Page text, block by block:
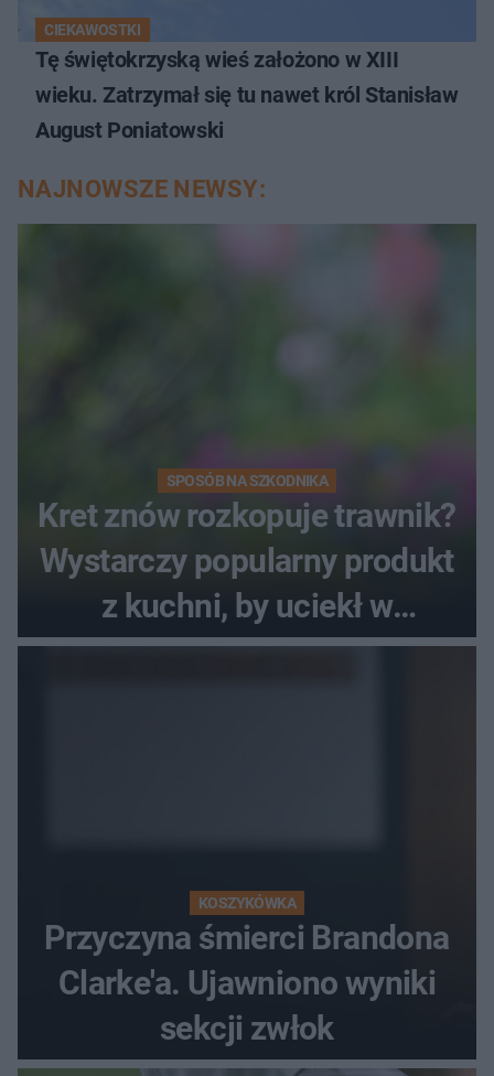
CIEKAWOSTKI
Tę świętokrzyską wieś założono w XIII
wieku. Zatrzymał się tu nawet król Stanisław
August Poniatowski
NAJNOWSZE NEWSY:
SPOSÓB NA SZKODNIKA
Kret znów rozkopuje trawnik?
Wystarczy popularny produkt
z kuchni, by uciekł w
popłochu
KOSZYKÓWKA
Przyczyna śmierci Brandona
Clarke'a. Ujawniono wyniki
sekcji zwłok